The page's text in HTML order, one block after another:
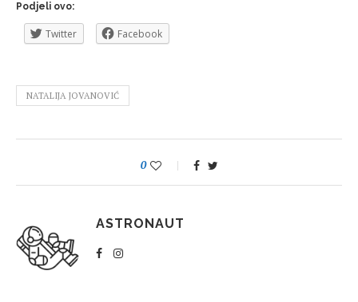
Podjeli ovo:
Twitter Facebook
NATALIJA JOVANOVIĆ
0
ASTRONAUT